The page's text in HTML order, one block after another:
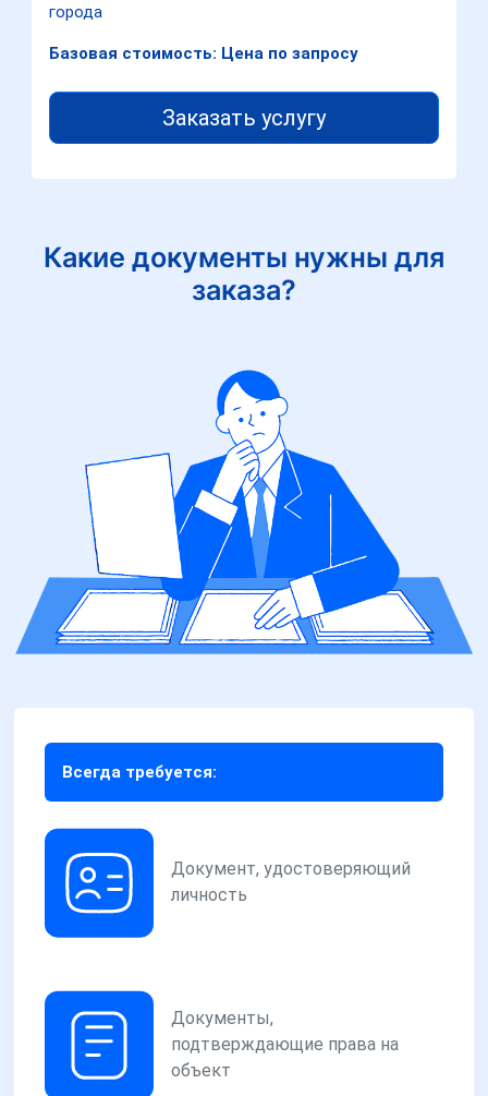
города
Базовая стоимость: Цена по запросу
Заказать услугу
Какие документы нужны для
заказа?
Всегда требуется:
Документ, удостоверяющий
личность
Документы,
подтверждающие права на
объект